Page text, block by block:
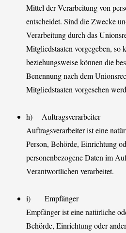
Mittel der Verarbeitung von
entscheidet. Sind die Zwecke
Verarbeitung durch das
Mitgliedstaaten vorgegeben, so
beziehungsweise können die
Benennung nach dem
Mitgliedstaaten vorgesehen
h) Auftragsverarbeiter
Auftragsverarbeiter ist eine
Person, Behörde, Einrichtung
personenbezogene Daten im
Verantwortlichen verarbeitet.
i) Empfänger
Empfänger ist eine natürliche
Behörde, Einrichtung oder